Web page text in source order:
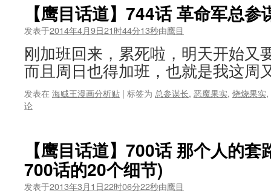
【鹰目话道】744话 革命军总参
发表于2014年4月9日21时44分13秒由鹰目
刚加班回来，累死啦，明天开始又
而且周日也得加班，也就是我这
发表在 海贼王漫画分析贴 | 标签为 总参谋长, 恶魔果实, 烧烧果实,
论
【鹰目话道】700话 那个人的
700话的20个细节)
发表于2013年3月1日22时06分22秒由鹰目